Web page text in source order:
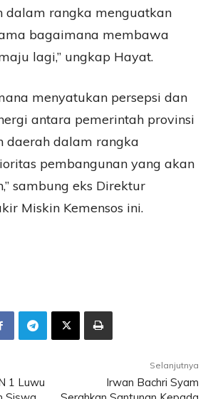
dalam rangka menguatkan
bagaimana membawa
lagi,” ungkap Hayat.
menyatukan persepsi dan
antara pemerintah provinsi
daerah dalam rangka
pembangunan yang akan
sambung eks Direktur
Miskin Kemensos ini.
1 Luwu
Selanjutnya
Irwan Bachri Syam